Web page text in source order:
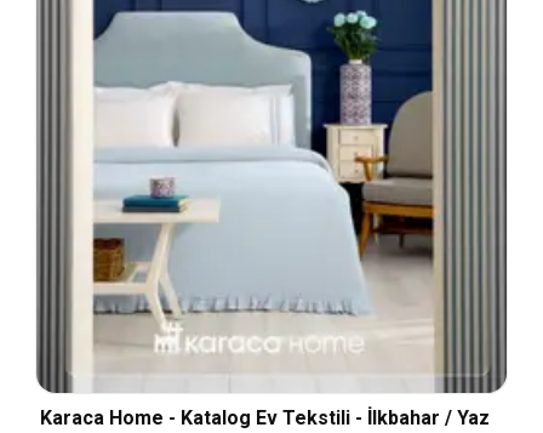
Karaca Home - Katalog Ev Tekstili - İlkbahar / Yaz